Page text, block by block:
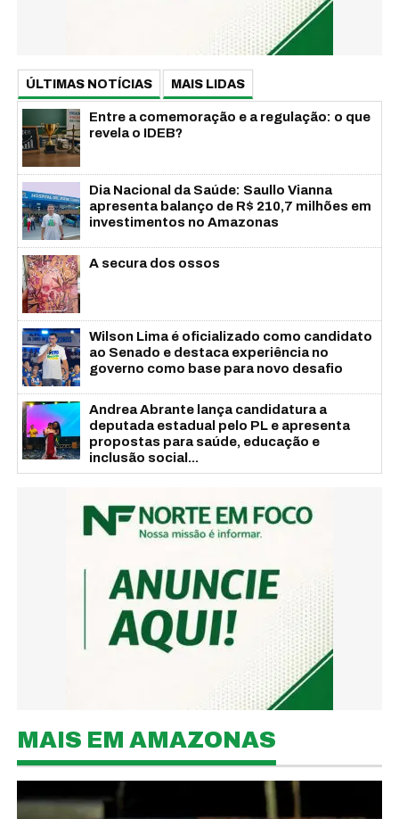
ÚLTIMAS NOTÍCIAS MAIS LIDAS
Entre a comemoração e a regulação: o que
revela o IDEB?
Dia Nacional da Saúde: Saullo Vianna
apresenta balanço de R$ 210,7 milhões em
investimentos no Amazonas
A secura dos ossos
Wilson Lima é oficializado como candidato
ao Senado e destaca experiência no
governo como base para novo desafio
Andrea Abrante lança candidatura a
deputada estadual pelo PL e apresenta
propostas para saúde, educação e
inclusão social...
MAIS EM AMAZONAS